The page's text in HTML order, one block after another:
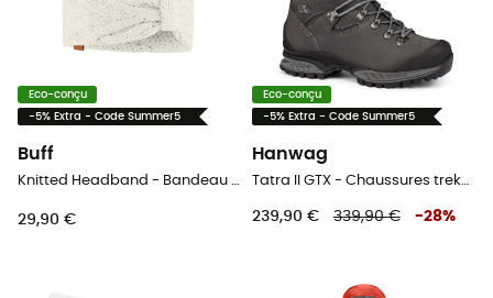
Eco-conçu
-5% Extra - Code Summer5
Buff
Knitted Headband - Bandeau femme
29,90 €
Eco-conçu
-5% Extra - Code Summer5
Hanwag
Tatra II GTX - Chaussures trekking homme
239,90 € 339,90 € -28%